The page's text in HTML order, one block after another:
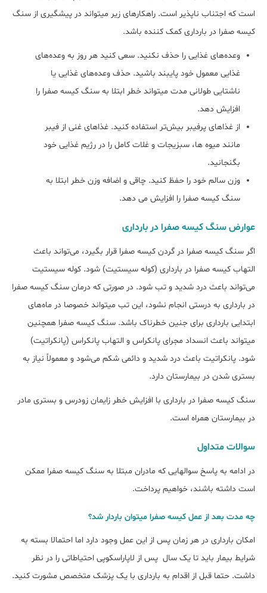
است که اجتناب ناپذیر است. راهکار‌های زیر می‏تواند در پیشگیری از سنگ
کیسه صفرا در بارداری کمک کننده باشد.
وعده‌‎های غذایی را حذف نکنید. سعی کنید هر روز به وعده‎‌های
غذایی معمول خود پایبند باشید. حذف وعده‌های غذایی یا
ناشتایی طولانی مدت می‎تواند خطر ابتلا به سنگ کیسه صفرا را
افزایش دهد.
از غذاهای پرفیبر بیش‌تر استفاده کنید. غذاهای غنی از فیبر
مانند میوه ها، سبزیجات و غلات کامل را در رژیم غذایی خود
بگنجانید.
وزن سالم خود را حفظ کنید. چاقی و اضافه وزن خطر ابتلا به
سنگ کیسه صفرا را افزایش می دهد.
عوارض سنگ کیسه صفرا در بارداری
اگر سنگ کیسه صفرا در گردن کیسه صفرا قرار بگیرد، می‌تواند باعث
التهاب کیسه صفرا در بارداری (کوله سیستیت) شود. کوله سیستیت
می‌تواند باعث درد شدید و تب شود. در صورتی که درمان سنگ کیسه صفرا
در بارداری به درستی انجام نشود، این تب می‎تواند خصوصا در ماه‎‌های
ابتدایی بارداری برای جنین خطرناک باشد. سنگ کیسه صفرا همچنین
می‎تواند باعث انسداد مجرای پانکراس و التهاب پانکراس (پانکراتیت)
شود. پانکراتیت باعث درد شدید و دائمی شکم می‌شود و معمولاً نیاز به
بستری شدن در بیمارستان دارد.
سنگ کیسه صفرا در بارداری با افزایش خطر زایمان زودرس و بستری مادر
در بیمارستان همراه است.
سوالات متداول
در ادامه به پاسخ سوال‎هایی که مادران مبتلا به سنگ کیسه صفرا ممکن
است داشته باشند، خواهیم پرداخت.
ﭼﻪ ﻣﺪت ﺑﻌﺪ از ﻋﻤﻞ ﮐﯿﺴﻪ ﺻﻔﺮا می‎توان ﺑﺎردار ﺷﺪ؟
امکان بارداری در هر زمان پس از این عمل وجود دارد اما احتمالا بسته به
شرایط بیمار باید تا یک سال پس از لاپاراسکوپی احتیاطاتی را در نظر
داشت. حتما قبل از اقدام به بارداری با یک پزشک متخصص مشورت کنید.